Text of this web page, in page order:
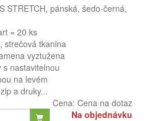
STRETCH, pánská, šedo-černá,
= 20 ks
strečová tkanina
vyztužena
nastavitelnou
na levém
a druky...
Cena: Cena na dotaz
Na objednávku